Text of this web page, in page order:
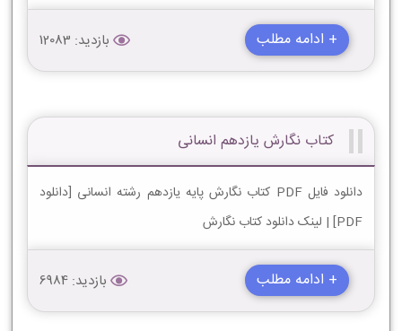
+ ادامه مطلب بازدید: 12083
کتاب نگارش یازدهم انسانی
دانلود فایل PDF کتاب نگارش پایه یازدهم رشته انسانی [دانلود
PDF] | لینک دانلود کتاب نگارش
+ ادامه مطلب بازدید: 6984